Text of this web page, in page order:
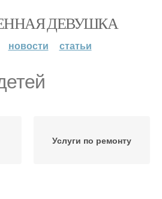
ДЕВУШКА
новости статьи
Услуги по ремонту